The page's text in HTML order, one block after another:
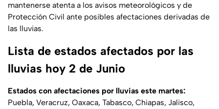
mantenerse atenta a los avisos meteorológicos y de
Protección Civil ante posibles afectaciones derivadas de
las lluvias.
Lista de estados afectados por las
lluvias hoy 2 de Junio
Estados con afectaciones por lluvias este martes:
Puebla, Veracruz, Oaxaca, Tabasco, Chiapas, Jalisco,